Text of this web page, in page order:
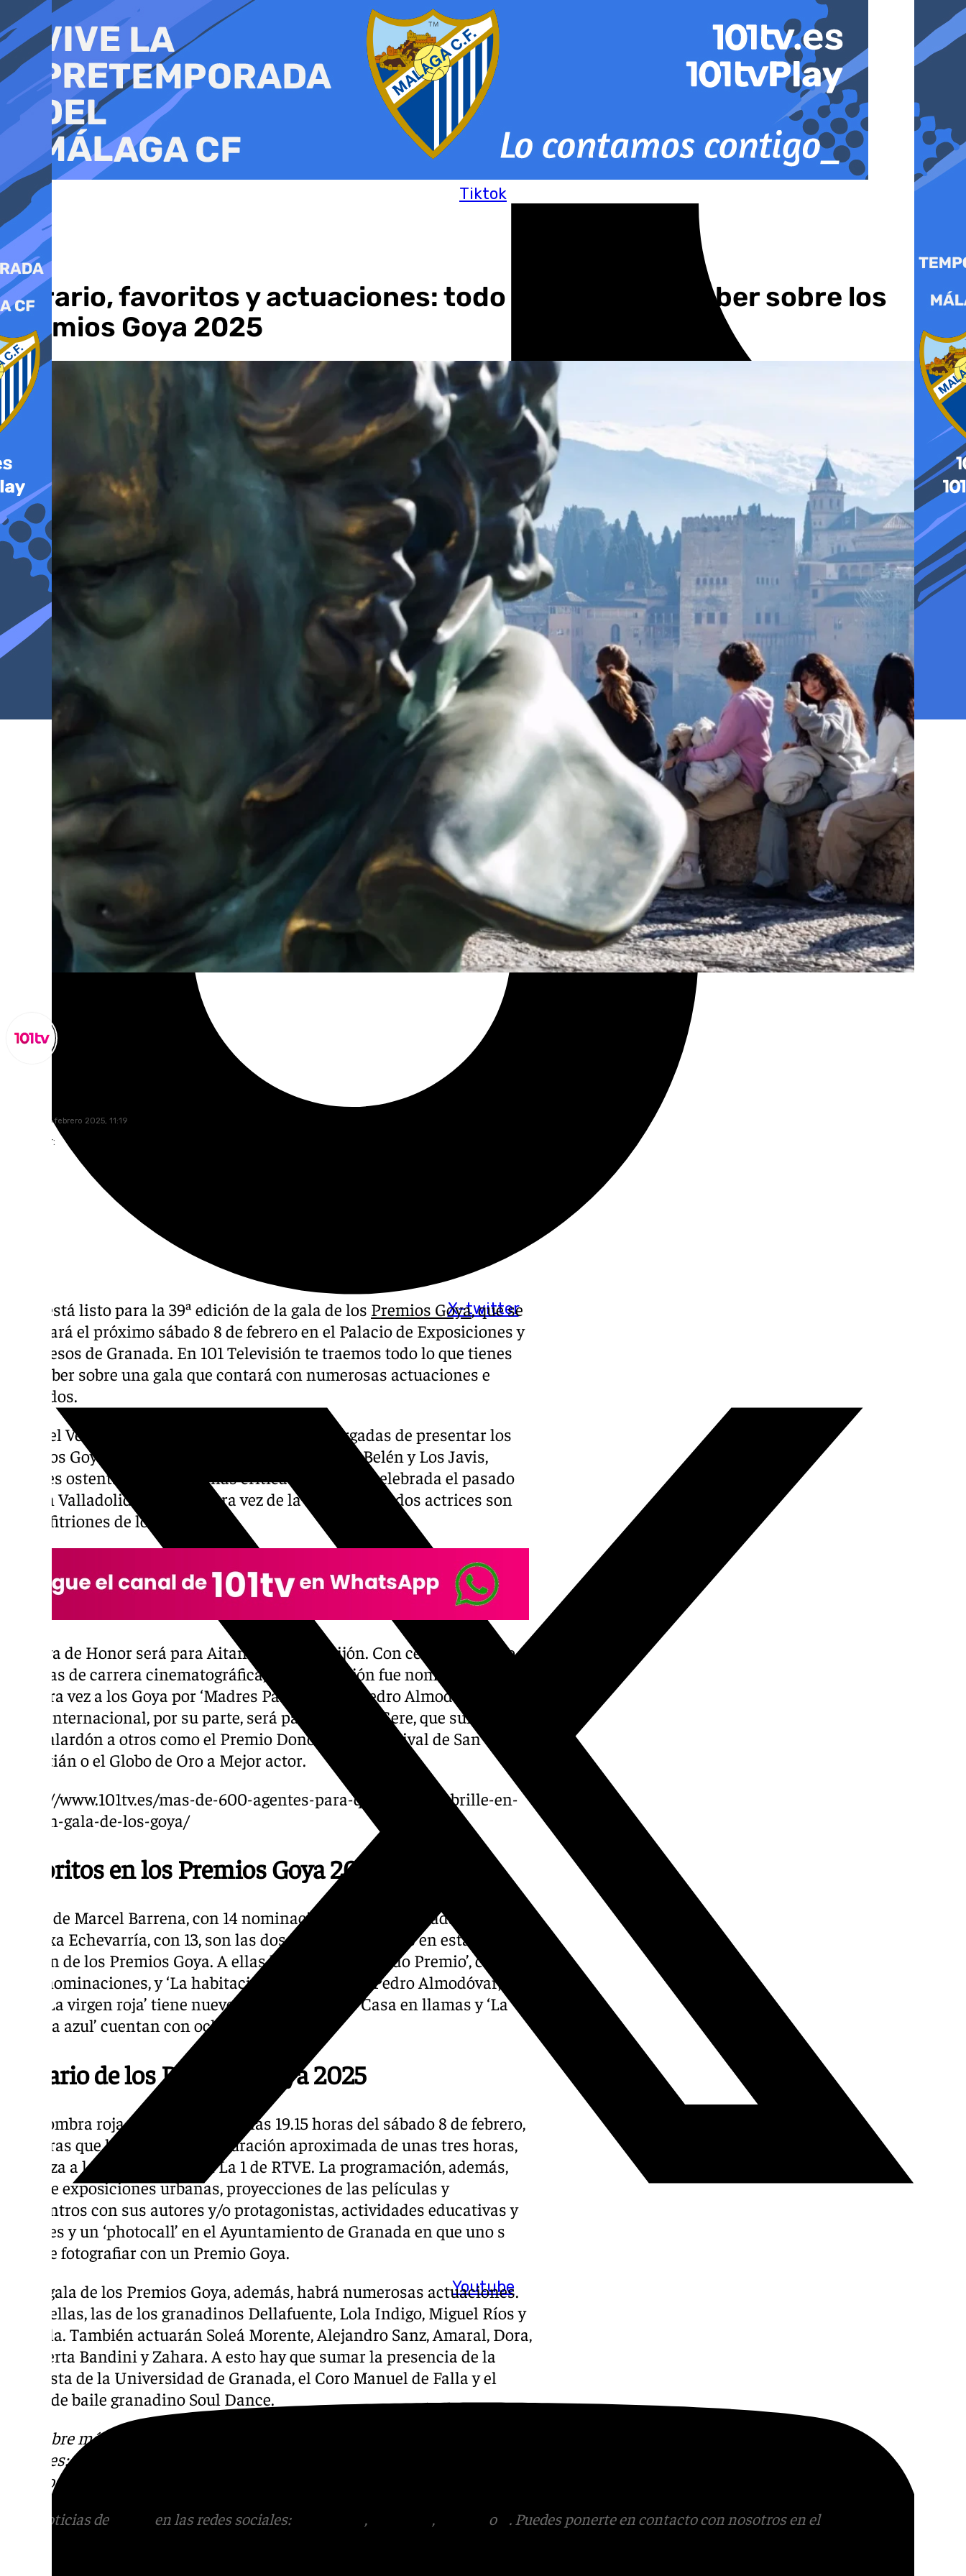
al
contenido
Tiktok
X-twitter
Youtube
Horario, favoritos y actuaciones: todo lo que debes saber sobre los
Premios Goya 2025
miércoles, 5 febrero 2025, 11:19
Compartir:
Todo está listo para la 39ª edición de la gala de los Premios Goya, que se
celebrará el próximo sábado 8 de febrero en el Palacio de Exposiciones y
Congresos de Granada. En 101 Televisión te traemos todo lo que tienes
que saber sobre una gala que contará con numerosas actuaciones e
invitados.
Maribel Verdú y Leonor Watling serán las encargadas de presentar los
Premios Goya 2025, cogiendo así el relevo de Ana Belén y Los Javis,
quienes ostentaron muy buenas críticas en la gala celebrada el pasado
año en Valladolid. Es la primera vez de la historia que dos actrices son
las anfitriones de los Goya.
El Goya de Honor será para Aitana Sánchez-Gijón. Con cerca de cuatro
décadas de carrera cinematográfica, Sánchez-Gijón fue nominada por
primera vez a los Goya por ‘Madres Paralelas’, de Pedro Almodóvar. El
Goya Internacional, por su parte, será para Richard Gere, que sumará
este galardón a otros como el Premio Donostia del Festival de San
Sebastián o el Globo de Oro a Mejor actor.
https://www.101tv.es/mas-de-600-agentes-para-que-granada-brille-en-
la-gran-gala-de-los-goya/
Favoritos en los Premios Goya 2025
‘El 47’, de Marcel Barrena, con 14 nominaciones, y ‘La infiltrada’, de
Arantxa Echevarría, con 13, son las dos grandes favoritas en esta 39ª
edición de los Premios Goya. A ellas les siguen ‘Segundo Premio’, con
once nominaciones, y ‘La habitación de al lado’, de Pedro Almodóvar, con
diez. ‘La virgen roja’ tiene nueve nominaciones y ‘Casa en llamas y ‘La
estrella azul’ cuentan con ocho.
Horario de los Premios Goya 2025
La alfombra roja dará comienzo a las 19.15 horas del sábado 8 de febrero,
mientras que la gala, con una duración aproximada de unas tres horas,
empieza a las 22.00 horas en La 1 de RTVE. La programación, además,
incluye exposiciones urbanas, proyecciones de las películas y
encuentros con sus autores y/o protagonistas, actividades educativas y
sociales y un ‘photocall’ en el Ayuntamiento de Granada en que uno s
epuede fotografiar con un Premio Goya.
En la gala de los Premios Goya, además, habrá numerosas actuaciones.
Entre ellas, las de los granadinos Dellafuente, Lola Indigo, Miguel Ríos y
Estrella. También actuarán Soleá Morente, Alejandro Sanz, Amaral, Dora,
Rigoberta Bandini y Zahara. A esto hay que sumar la presencia de la
Orquesta de la Universidad de Granada, el Coro Manuel de Falla y el
grupo de baile granadino Soul Dance.
Descubre más noticias de 101Tv en las redes
sociales:Instagram
con nosotros en el correo
Más noticias de en las redes sociales: , , o
. Puedes ponerte en contacto con nosotros en el